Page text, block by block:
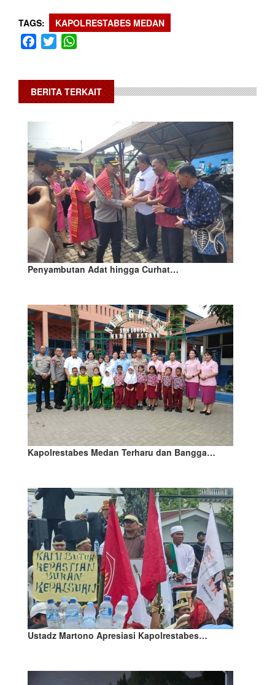
TAGS KAPOLRESTABES MEDAN
Facebook
Twitter
BERITA TERKAIT
Penyambutan Adat hingga Curhat…
Kapolrestabes Medan Terharu dan Bangga…
Ustadz Martono Apresiasi Kapolrestabes…